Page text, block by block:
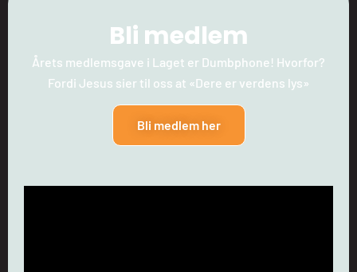
Bli medlem
Årets medlemsgave i Laget er Dumbphone! Hvorfor?
Fordi Jesus sier til oss at «Dere er verdens lys»
Bli medlem her